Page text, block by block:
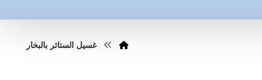
غسيل الستائر بالبخار